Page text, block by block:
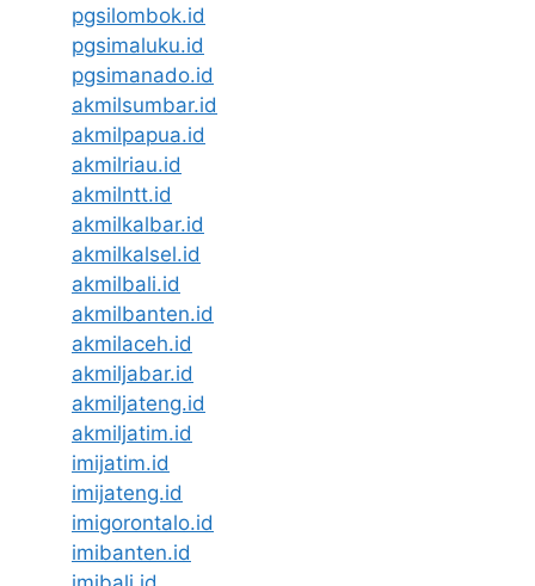
pgsilombok.id
pgsimaluku.id
pgsimanado.id
akmilsumbar.id
akmilpapua.id
akmilriau.id
akmilntt.id
akmilkalbar.id
akmilkalsel.id
akmilbali.id
akmilbanten.id
akmilaceh.id
akmiljabar.id
akmiljateng.id
akmiljatim.id
imijatim.id
imijateng.id
imigorontalo.id
imibanten.id